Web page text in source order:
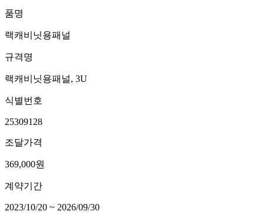
품명
랙캐비닛용패널
규격명
랙캐비닛용패널, 3U
식별번호
25309128
조달가격
369,000원
계약기간
2023/10/20 ~ 2026/09/30